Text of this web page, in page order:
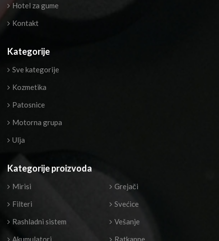
Hotel za gume
Kontakt
Kategorije
Sve kategorije
Kozmetika
Patosnice
Motorna grupa
Ulja
Kategorije proizvoda
Mirisi
Filteri
Rashladni sistem
Akumulatori
Grejači
Svećice
Vešanje
Ratkapne